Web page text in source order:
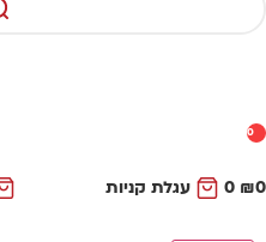
0
₪
0 עגלת קניות